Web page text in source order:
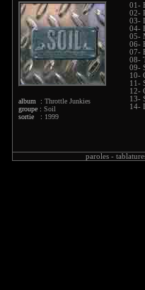
album : Throttle Junkies
groupe : Soil
sortie : 1999
01-
02-
03-
04-
05-
06-
07-
08-
09-
10-
11-
12-
13-
14-
paroles -